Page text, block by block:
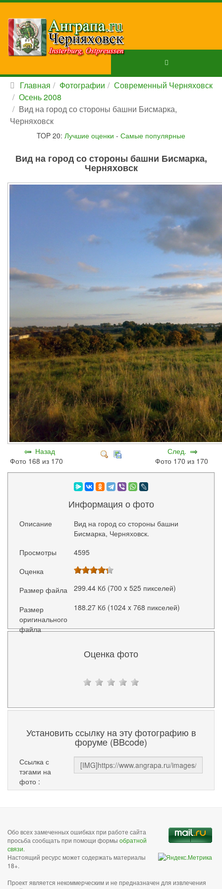
Главная Фотографии
Современный Черняховск
Осень 2008
Вид на город со стороны башни Бисмарка,
Черняховск
TOP 20: Лучшие оценки - Самые популярные
Вид на город со стороны башни Бисмарка,
Черняховск
Назад
Фото 168 из 170
След.
Фото 170 из 170
Информация о фото
Описание
Вид на город со стороны башни
Бисмарка, Черняховск.
Просмотры
4595
Оценка
Размер файла
299.44 Кб (700 x 525 пикселей)
Размер
оригинального
файла
188.27 Кб (1024 x 768 пикселей)
Оценка фото
Установить ссылку на эту фотографию в
форуме (BBcode)
Ссылка с
тэгами на
фото :
Обо всех замеченных ошибках при работе сайта
просьба сообщать при помощи формы обратной
связи.
Настоящий ресурс может содержать материалы
18+.
Проект является некоммерческим и не предназначен для извлечения